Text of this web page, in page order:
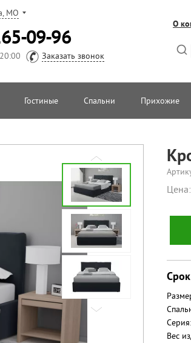
МО
09-96
Заказать звонок
О
Гостиные Спальни Прихожие
Цена:
Серия:
Вес